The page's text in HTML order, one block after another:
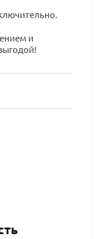
и
на «1С-